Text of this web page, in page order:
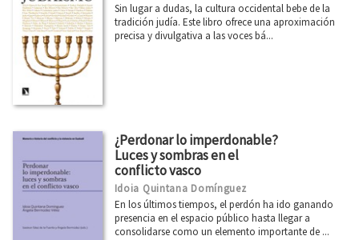
Sin lugar a dudas, la cultura occidental bebe de la
tradición judía. Este libro ofrece una aproximación
precisa y divulgativa a las voces bá...
¿Perdonar lo imperdonable?
Luces y sombras en el
conflicto vasco
Idoia Quintana Domínguez
En los últimos tiempos, el perdón ha ido ganando
presencia en el espacio público hasta llegar a
consolidarse como un elemento importante de ...